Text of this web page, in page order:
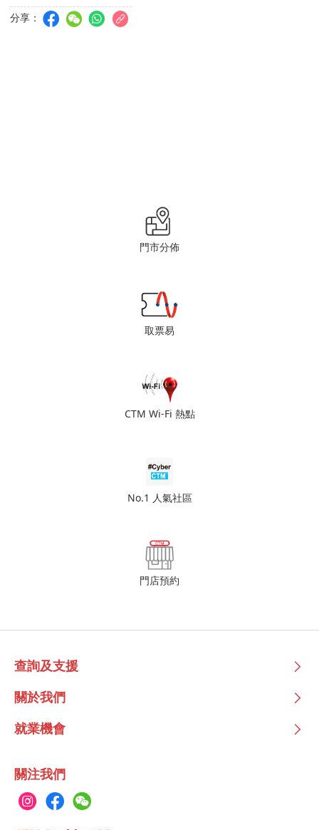
分享：
門市分佈
取票易
CTM Wi-Fi 熱點
No.1 人氣社區
門店預約
查詢及支援
關於我們
就業機會
關注我們